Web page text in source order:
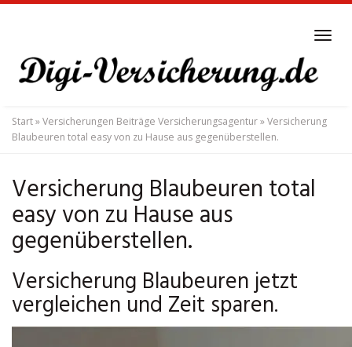
main
content
Start»Versicherungen Beiträge Versicherungsagentur»Versicherung
Blaubeuren total easy von zu Hause aus gegenüberstellen.
Versicherung Blaubeuren total
easy von zu Hause aus
gegenüberstellen.
Versicherung Blaubeuren jetzt
vergleichen und Zeit sparen.